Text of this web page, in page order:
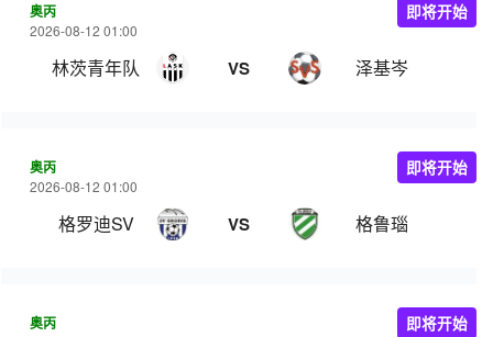
奥丙
2026-08-12 01:00
林茨青年队 VS 泽基岑
即将开始
奥丙
2026-08-12 01:00
格罗迪SV VS 格鲁瑙
即将开始
奥丙 即将开始